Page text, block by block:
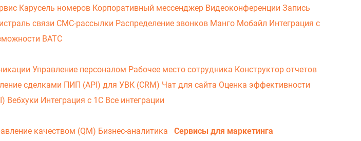
Карусель номеров Корпоративный мессенджер Видеоконференции Запись
связи СМС-рассылки Распределение звонков Манго Мобайл Интеграция с
ВАТС
Управление персоналом Рабочее место сотрудника Конструктор отчетов
сделками ПИП (API) для УВК (CRM) Чат для сайта Оценка эффективности
Вебхуки Интеграция с 1С Все интеграции
качеством (QM) Бизнес-аналитика
Сервисы для маркетинга